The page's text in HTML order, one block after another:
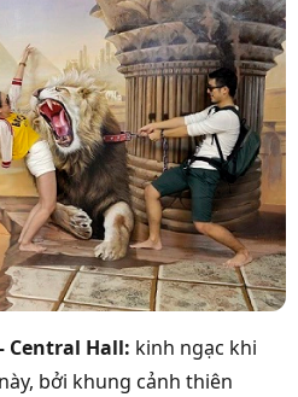
Central Hall: kinh ngạc khi
bởi khung cảnh thiên